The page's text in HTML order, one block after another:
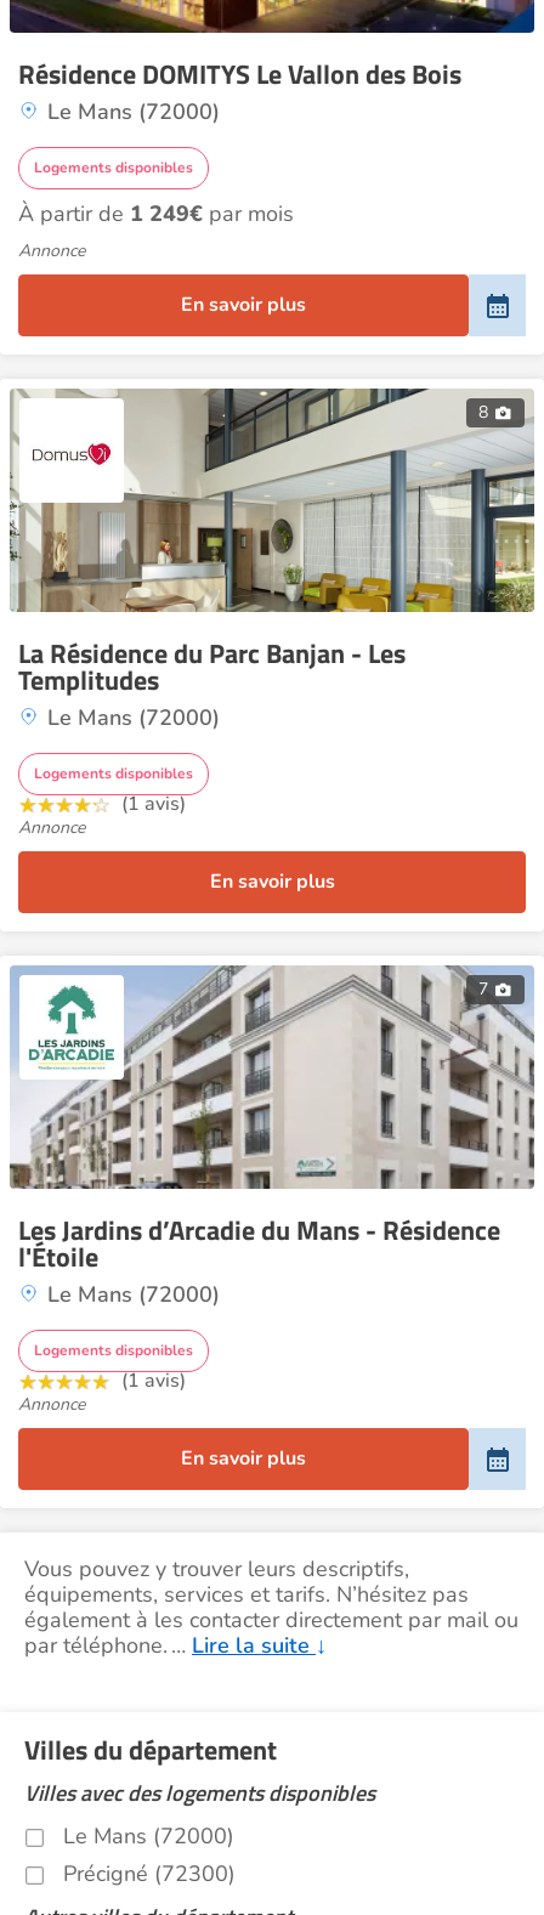
Résidence DOMITYS Le Vallon des Bois
Le Mans (72000)
Logements disponibles
À partir de 1 249€ par mois
Annonce
En savoir plus
8
La Résidence du Parc Banjan - Les
Templitudes
Le Mans (72000)
Logements disponibles
(1 avis)
Annonce
En savoir plus
7
Les Jardins d’Arcadie du Mans - Résidence
l'Étoile
Le Mans (72000)
Logements disponibles
(1 avis)
Annonce
En savoir plus
Vous pouvez y trouver leurs descriptifs,
équipements, services et tarifs. N’hésitez pas
également à les contacter directement par mail ou
par téléphone. … Lire la suite ↓
Villes du département
Villes avec des logements disponibles
Le Mans (72000)
Précigné (72300)